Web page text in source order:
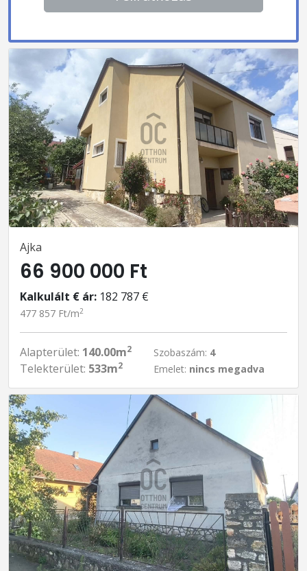
Ajka
66 900 000 Ft
Kalkulált € ár: 182 787 €
477 857 Ft/m2
Alapterület: 140.00m2
Telekterület: 533m2
Szobaszám: 4
Emelet: nincs megadva